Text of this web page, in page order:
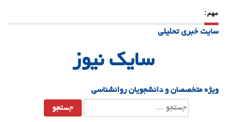
مهم:
21 دسامبر 25
سایت خبری تحلیلی
سایک نیوز
ویژه متخصصان و دانشجویان روانشناسی
جستجو
برای: